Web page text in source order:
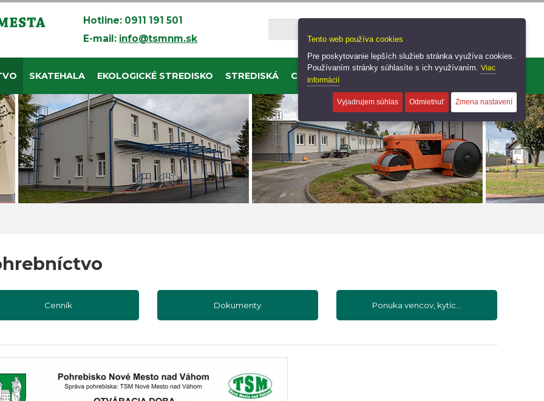
Hotline: 0911 191 501
E-mail: info@tsmnm.sk
SKATEHALA EKOLOGICKÉ STREDISKO STREDISKÁ CENNÍK KONTAKT
Cenník Dokumenty Ponuka vencov, kytíc...
Tento web používa cookies
Pre poskytovanie lepších služieb stránka využíva cookies.
Používaním stránky súhlasíte s ich využívaním. Viac
informácií
Vyjadrujem súhlas Odmietnuť Zmena nastavení